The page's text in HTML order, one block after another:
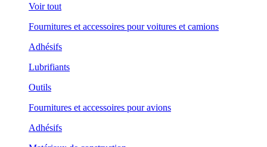
Voir tout
Fournitures et accessoires pour voitures et camions
Adhésifs
Lubrifiants
Outils
Fournitures et accessoires pour avions
Adhésifs